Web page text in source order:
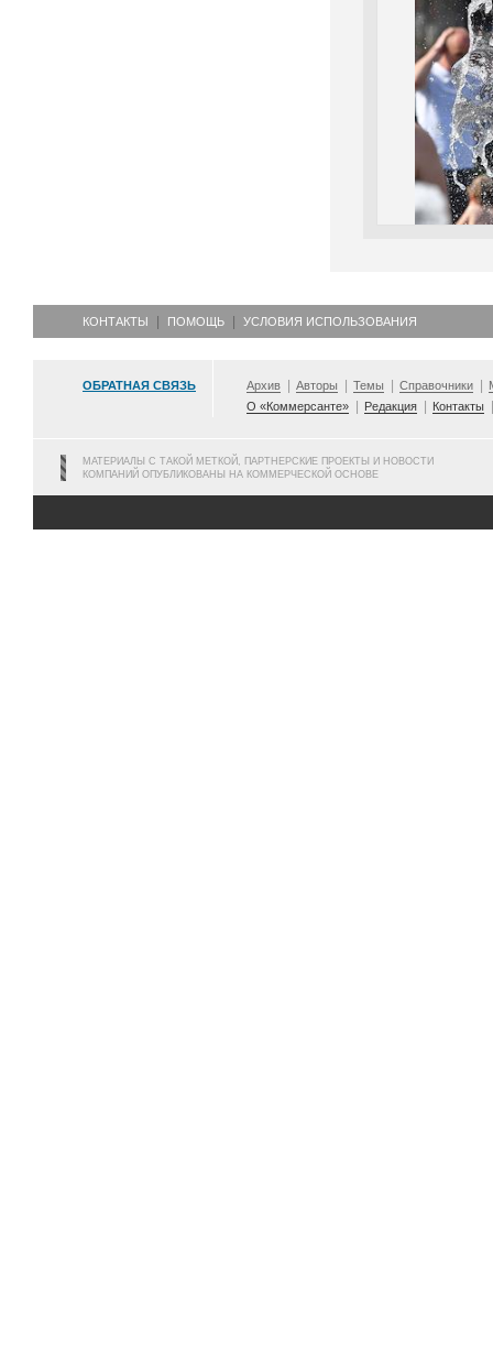
КОНТАКТЫ ПОМОЩЬ УСЛОВИЯ ИСПОЛЬЗОВАНИЯ
ОБРАТНАЯ СВЯЗЬ Архив Авторы Темы Справочники
О «Коммерсанте»
Редакция Контакты
МАТЕРИАЛЫ С ТАКОЙ МЕТКОЙ, ПАРТНЕРСКИЕ ПРОЕКТЫ И НОВОСТИ
КОМПАНИЙ ОПУБЛИКОВАНЫ НА КОММЕРЧЕСКОЙ ОСНОВЕ